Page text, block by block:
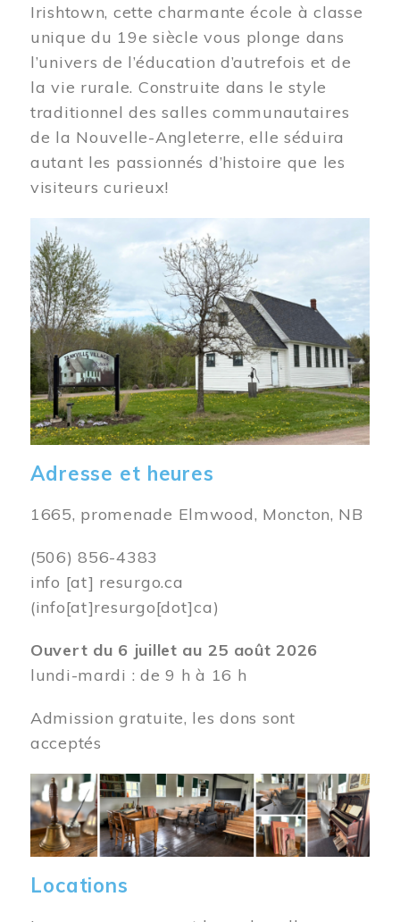
Irishtown, cette charmante école à classe
unique du 19e siècle vous plonge dans
l’univers de l’éducation d’autrefois et de
la vie rurale. Construite dans le style
traditionnel des salles communautaires
de la Nouvelle-Angleterre, elle séduira
autant les passionnés d’histoire que les
visiteurs curieux!
Image
Adresse et heures
1665, promenade Elmwood, Moncton, NB
(506) 856-4383
info [at] resurgo.ca
(info[at]resurgo[dot]ca)
Ouvert du 6 juillet au 25 août 2026
lundi-mardi : de 9 h à 16 h
Admission gratuite, les dons sont
acceptés
Image
Locations